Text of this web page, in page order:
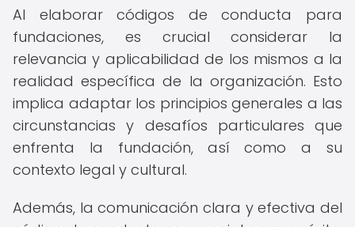
Al elaborar códigos de conducta para
fundaciones, es crucial considerar la
relevancia y aplicabilidad de los mismos a la
realidad específica de la organización. Esto
implica adaptar los principios generales a las
circunstancias y desafíos particulares que
enfrenta la fundación, así como a su
contexto legal y cultural.
Además, la comunicación clara y efectiva del